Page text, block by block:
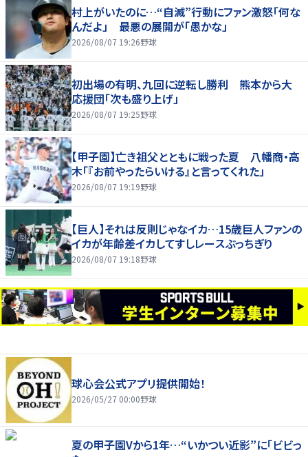
村上がいたのに…“自滅”行動にファン激怒「何な
んだよ」 最悪の展開が「愚かな」
2026/08/07 19:26野球
初出場の有明、九回に逆転し勝利 熊本から大
応援団「次も盛り上げ」
2026/08/07 19:25野球
【甲子園】亡き祖父とともに戦った夏 八幡商・高
木「『お前やったらいける』と言ってくれた」
2026/08/07 19:19野球
【巨人】それは反則じゃなイカ…15歳巨人ファンの
イカが年齢差イカしてすしレースぶっちぎり
2026/08/07 19:18野球
球心会公式アプリ提供開始！
2026/05/27 00:00野球
夏の甲子園Vから1年…“いかつい近影”に「ビビっ